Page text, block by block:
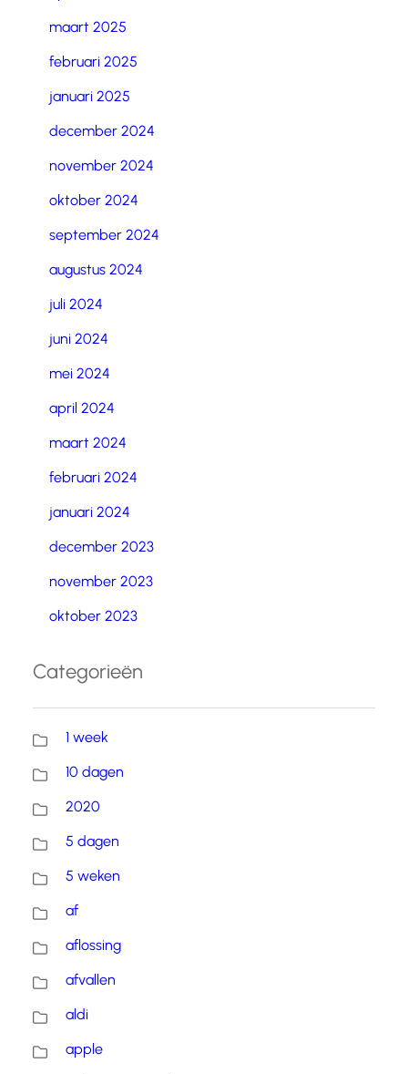
maart 2025
februari 2025
januari 2025
december 2024
november 2024
oktober 2024
september 2024
augustus 2024
juli 2024
juni 2024
mei 2024
april 2024
maart 2024
februari 2024
januari 2024
december 2023
november 2023
oktober 2023
Categorieën
1 week
10 dagen
2020
5 dagen
5 weken
af
aflossing
afvallen
aldi
apple